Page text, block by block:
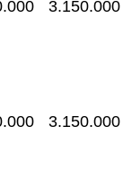
3.150.000
3.150.000